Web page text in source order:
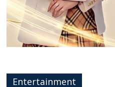
Entertainment